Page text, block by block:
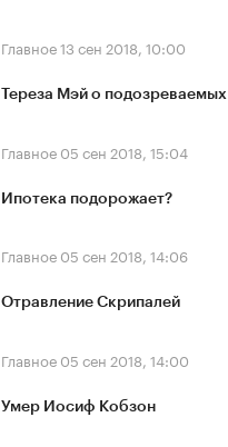
Главное13 сен 2018, 10:00
Тереза Мэй о подозреваемых
Главное 05 сен 2018, 15:04
Ипотека подорожает?
Главное 05 сен 2018, 14:06
Отравление Скрипалей
Главное 05 сен 2018, 14:00
Умер Иосиф Кобзон